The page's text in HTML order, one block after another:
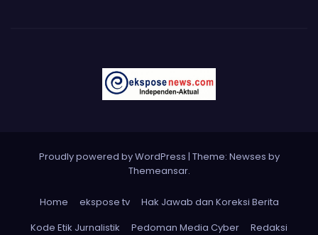
Proudly powered by WordPress | Theme: Newses by
Themeansar.
Home ekspose tv
Hak Jawab dan Koreksi Berita
Kode Etik Jurnalistik
Pedoman Media Cyber Redaksi